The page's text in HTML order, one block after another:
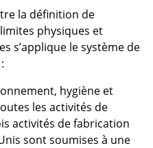
la définition de
physiques et
s’applique le système de
hygiène et
les activités de
activités de fabrication
sont soumises à une